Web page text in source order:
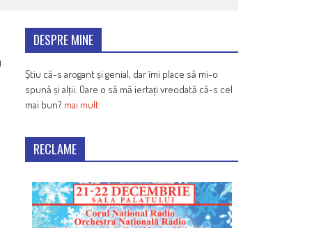
DESPRE MINE
Știu că-s arogant și genial, dar îmi place să mi-o
spună și alții. Oare o să mă iertați vreodată că-s cel
mai bun? mai mult
RECLAME